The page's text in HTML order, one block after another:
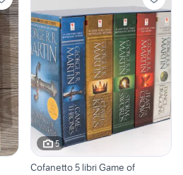
5
Cofanetto 5 libri Game of